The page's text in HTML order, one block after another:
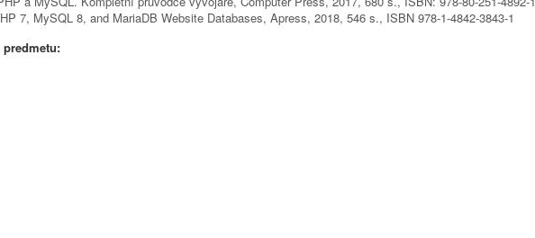
7, MySQL 8, and MariaDB Website Databases, Apress, 2018, 546 s., ISBN 978-1-4842-3843-1